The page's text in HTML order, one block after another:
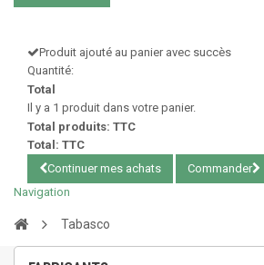
Produit ajouté au panier avec succès
Quantité:
Total
Il y a 1 produit dans votre panier.
Total produits: TTC
Total: TTC
Continuer mes achats
Commander
Navigation
Tabasco